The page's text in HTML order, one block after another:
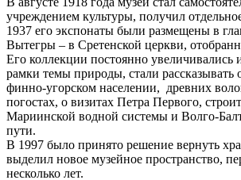
учреждением культуры, получил
1937 его экспонаты были размещены в
Вытегры – в Сретенской церкви,
Его коллекции постоянно увеличивались
рамки темы природы, стали рассказывать
финно-угорском населении, древних
погостах, о визитах Петра Первого,
Мариинской водной системы и Волго-
пути.
В 1997 было принято решение вернуть
выделил новое музейное пространство,
несколько лет.